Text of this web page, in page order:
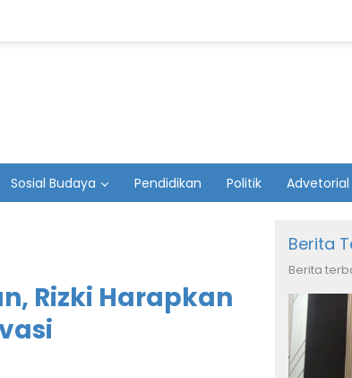
Sosial Budaya Pendidikan Politik Advetorial
Rizki Harapkan
Berita
Berita